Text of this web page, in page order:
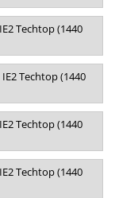
Techtop (1440
Techtop (1440
Techtop (1440
Techtop (1440